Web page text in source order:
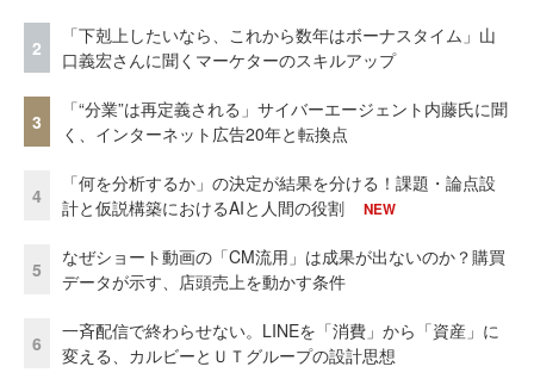
2
「下剋上したいなら、これから数年はボーナスタイム」山
口義宏さんに聞くマーケターのスキルアップ
3
「“分業”は再定義される」サイバーエージェント内藤氏に聞
く、インターネット広告20年と転換点
4
「何を分析するか」の決定が結果を分ける！課題・論点設
計と仮説構築におけるAIと人間の役割
NEW
5
なぜショート動画の「CM流用」は成果が出ないのか？購買
データが示す、店頭売上を動かす条件
6
一斉配信で終わらせない。LINEを「消費」から「資産」に
変える、カルビーとＵＴグループの設計思想